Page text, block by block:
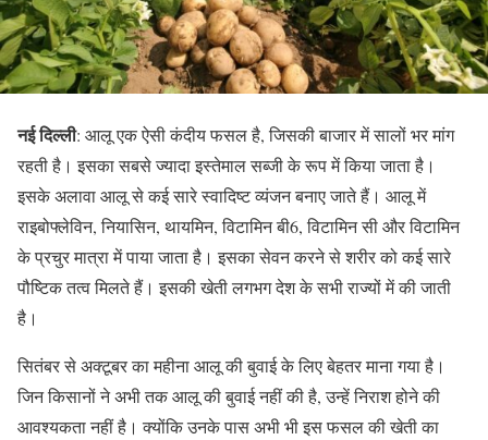
नई दिल्ली: आलू एक ऐसी कंदीय फसल है, जिसकी बाजार में सालों भर मांग
रहती है। इसका सबसे ज्यादा इस्तेमाल सब्जी के रूप में किया जाता है।
इसके अलावा आलू से कई सारे स्वादिष्ट व्यंजन बनाए जाते हैं। आलू में
राइबोफ्लेविन, नियासिन, थायमिन, विटामिन बी6, विटामिन सी और विटामिन
के प्रचुर मात्रा में पाया जाता है। इसका सेवन करने से शरीर को कई सारे
पौष्टिक तत्व मिलते हैं। इसकी खेती लगभग देश के सभी राज्यों में की जाती
है।
सितंबर से अक्टूबर का महीना आलू की बुवाई के लिए बेहतर माना गया है।
जिन किसानों ने अभी तक आलू की बुवाई नहीं की है, उन्हें निराश होने की
आवश्यकता नहीं है। क्योंकि उनके पास अभी भी इस फसल की खेती का